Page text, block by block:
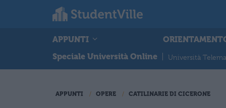
APPUNTI
Speciale Università Online
Università
APPUNTI OPERE CATILINARIE DI CICERONE